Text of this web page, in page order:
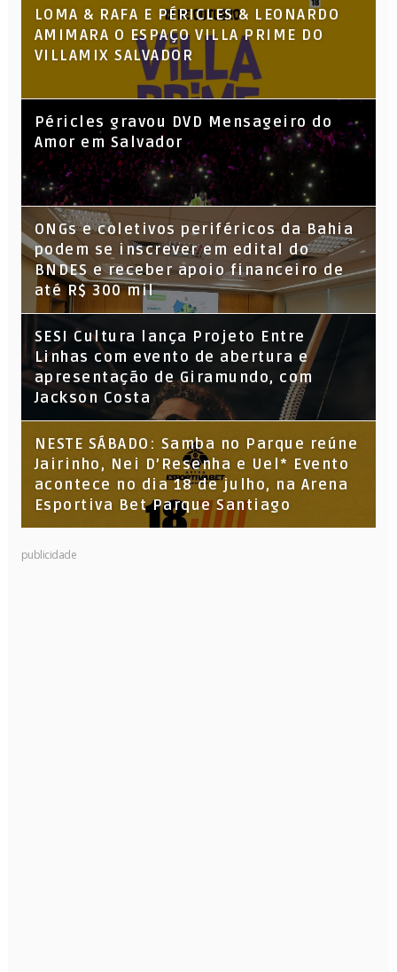
LOMA & RAFA E PÉRICLES & LEONARDO
AMIMARA O ESPAÇO VILLA PRIME DO
VILLAMIX SALVADOR
Péricles gravou DVD Mensageiro do
Amor em Salvador
ONGs e coletivos periféricos da Bahia
podem se inscrever em edital do
BNDES e receber apoio financeiro de
até R$ 300 mil
SESI Cultura lança Projeto Entre
Linhas com evento de abertura e
apresentação de Giramundo, com
Jackson Costa
NESTE SÁBADO: Samba no Parque reúne
Jairinho, Nei D’Resenha e Uel* Evento
acontece no dia 18 de julho, na Arena
Esportiva Bet Parque Santiago
publicidade